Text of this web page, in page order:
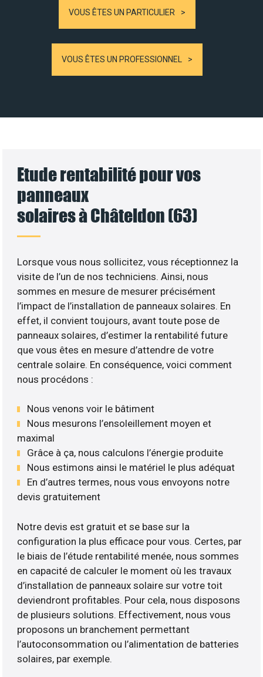
VOUS ÊTES UN PARTICULIER
VOUS ÊTES UN PROFESSIONNEL
Etude rentabilité pour vos
panneaux
solaires à Châteldon (63)
Lorsque vous nous sollicitez, vous réceptionnez la
visite de l’un de nos techniciens. Ainsi, nous
sommes en mesure de mesurer précisément
l’impact de l’installation de panneaux solaires. En
effet, il convient toujours, avant toute pose de
panneaux solaires, d’estimer la rentabilité future
que vous êtes en mesure d’attendre de votre
centrale solaire. En conséquence, voici comment
nous procédons :
Nous venons voir le bâtiment
Nous mesurons l’ensoleillement moyen et
maximal
Grâce à ça, nous calculons l’énergie produite
Nous estimons ainsi le matériel le plus adéquat
En d’autres termes, nous vous envoyons notre
devis gratuitement
Notre devis est gratuit et se base sur la
configuration la plus efficace pour vous. Certes, par
le biais de l’étude rentabilité menée, nous sommes
en capacité de calculer le moment où les travaux
d’installation de panneaux solaire sur votre toit
deviendront profitables. Pour cela, nous disposons
de plusieurs solutions. Effectivement, nous vous
proposons un branchement permettant
l’autoconsommation ou l’alimentation de batteries
solaires, par exemple.